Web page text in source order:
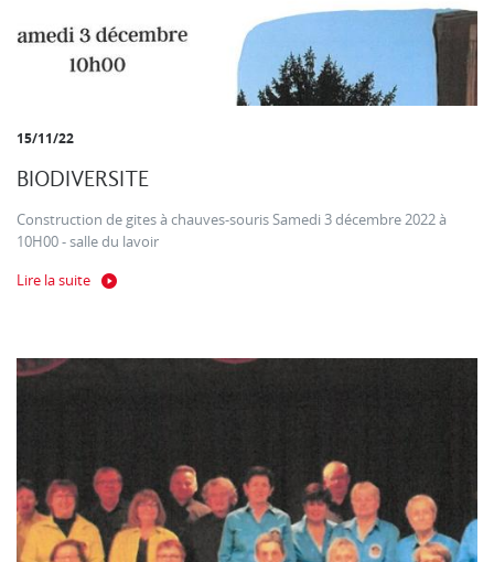
15/11/22
BIODIVERSITE
Construction de gites à chauves-souris Samedi 3 décembre 2022 à
10H00 - salle du lavoir
Lire la suite